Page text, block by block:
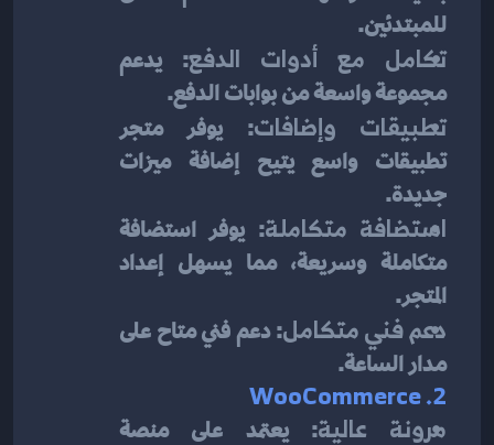
للمبتدئين.
تكامل مع أدوات الدفع
مجموعة واسعة من بوابات الدفع.
تطبيقات وإضافات : يوفر متجر
جديدة.
استضافة متكاملة : يوفر استضافة
متكاملة وسريعة، مما يسهل إعداد
المتجر.
دعم فني متكامل
مدار الساعة.
2. WooCommerce
مرونة عالية: يعتمد على منصة